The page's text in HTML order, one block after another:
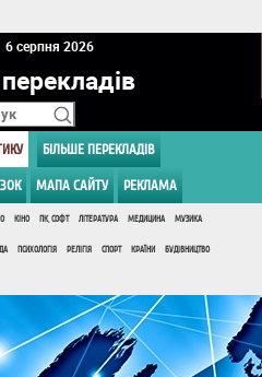
6 серпня 2026
БІЛЬШЕ ПЕРЕКЛАДІВ
МАПА САЙТУ РЕКЛАМА
КІНО ПК, СОФТ ЛІТЕРАТУРА МЕДИЦИНА МУЗИКА
ПСИХОЛОГІЯ РЕЛІГІЯ СПОРТ КРАЇНИ БУДІВНИЦТВО